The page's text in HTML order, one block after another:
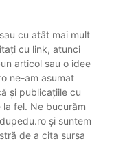
cu atât mai mult
cu link, atunci
articol sau o idee
ne-am asumat
și publicațiile cu
fel. Ne bucurăm
și suntem
de a cita sursa